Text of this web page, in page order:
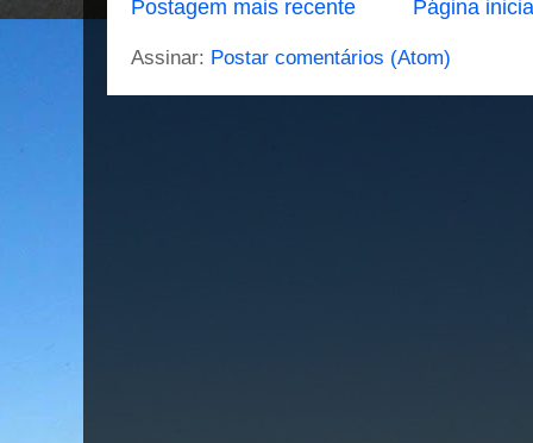
Postagem mais recente Página
Assinar: Postar comentários (Atom)